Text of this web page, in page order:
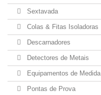
Sextavada
Colas & Fitas Isoladoras
Descarnadores
Detectores de Metais
Equipamentos de Medida
Pontas de Prova